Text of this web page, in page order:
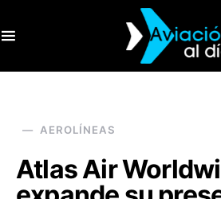
AEROLÍNEAS
Atlas Air